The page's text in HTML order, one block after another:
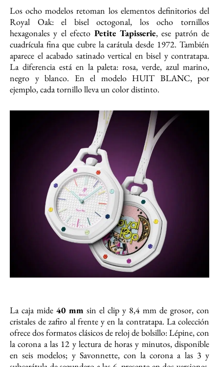
Los ocho modelos retoman los elementos definitorios del
Royal Oak: el bisel octogonal, los ocho tornillos
hexagonales y el efecto Petite Tapisserie, ese patrón de
cuadrícula fina que cubre la carátula desde 1972. También
aparece el acabado satinado vertical en bisel y contratapa.
La diferencia está en la paleta: rosa, verde, azul marino,
negro y blanco. En el modelo HUIT BLANC, por
ejemplo, cada tornillo lleva un color distinto.
La caja mide 40 mm sin el clip y 8,4 mm de grosor, con
cristales de zafiro al frente y en la contratapa. La colección
ofrece dos formatos clásicos de reloj de bolsillo: Lépine, con
la corona a las 12 y lectura de horas y minutos, disponible
en seis modelos; y Savonnette, con la corona a las 3 y